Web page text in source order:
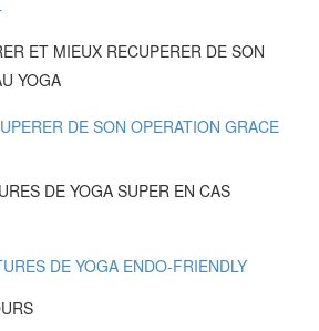
ET MIEUX RECUPERER DE SON
YOGA
DE SON OPERATION GRACE
DE YOGA SUPER EN CAS
DE YOGA ENDO-FRIENDLY